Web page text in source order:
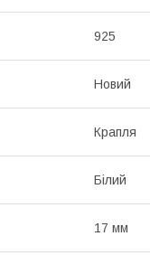
925
Новий
Крапля
Білий
17 мм